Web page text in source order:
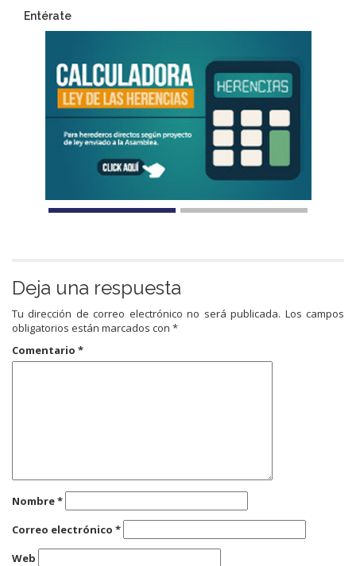
Entérate
Deja una respuesta
Tu dirección de correo electrónico no será publicada. Los campos
obligatorios están marcados con *
Comentario *
Nombre*
Correo electrónico *
Web